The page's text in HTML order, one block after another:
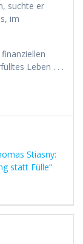
suchte er
im
Leben . . .
Stiasny:
statt Fülle“